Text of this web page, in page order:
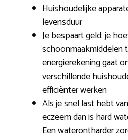
Huishoudelijke
levensduur
Je bespaart geld: je
schoonmaakmiddelen
energierekening gaat
verschillende
efficiënter werken
Als je snel last hebt
eczeem dan is hard
Een waterontharder